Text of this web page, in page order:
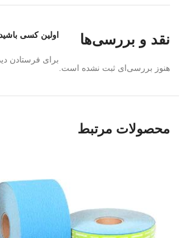
نقد و بررسی‌ها
هنوز بررسی‌ای ثبت نشده است.
اولین کسی باشید
برای فرستادن
محصولات مرتبط